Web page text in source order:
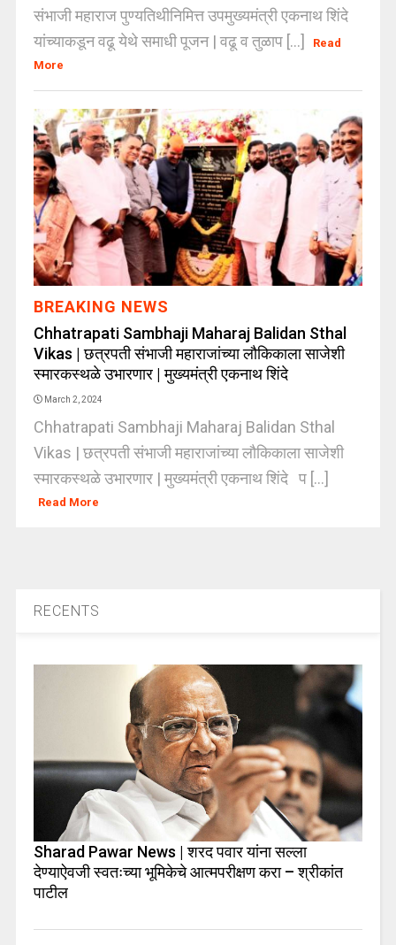
संभाजी महाराज पुण्यतिथीनिमित्त उपमुख्यमंत्री एकनाथ शिंदे
यांच्याकडून वढू येथे समाधी पूजन | वढू व तुळाप [...]
Read
More
BREAKING NEWS
Chhatrapati Sambhaji Maharaj Balidan Sthal
Vikas | छत्रपती संभाजी महाराजांच्या लौकिकाला साजेशी
स्मारकस्थळे उभारणार | मुख्यमंत्री एकनाथ शिंदे
March 2, 2024
Chhatrapati Sambhaji Maharaj Balidan Sthal
Vikas | छत्रपती संभाजी महाराजांच्या लौकिकाला साजेशी
स्मारकस्थळे उभारणार | मुख्यमंत्री एकनाथ शिंदे प [...]
Read More
RECENTS
Sharad Pawar News | शरद पवार यांना सल्ला
देण्याऐवजी स्वतःच्या भूमिकेचे आत्मपरीक्षण करा – श्रीकांत
पाटील